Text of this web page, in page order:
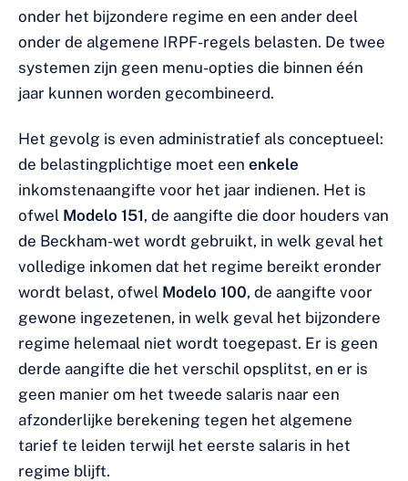
onder het bijzondere regime en een ander deel
onder de algemene IRPF-regels belasten. De twee
systemen zijn geen menu-opties die binnen één
jaar kunnen worden gecombineerd.
Het gevolg is even administratief als conceptueel:
de belastingplichtige moet een enkele
inkomstenaangifte voor het jaar indienen. Het is
ofwel Modelo 151, de aangifte die door houders van
de Beckham-wet wordt gebruikt, in welk geval het
volledige inkomen dat het regime bereikt eronder
wordt belast, ofwel Modelo 100, de aangifte voor
gewone ingezetenen, in welk geval het bijzondere
regime helemaal niet wordt toegepast. Er is geen
derde aangifte die het verschil opsplitst, en er is
geen manier om het tweede salaris naar een
afzonderlijke berekening tegen het algemene
tarief te leiden terwijl het eerste salaris in het
regime blijft.